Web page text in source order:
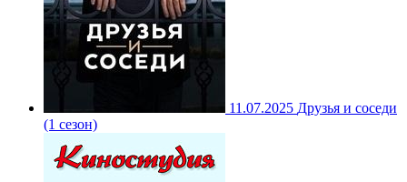
11.07.2025 Друзья и соседи
(1 сезон)